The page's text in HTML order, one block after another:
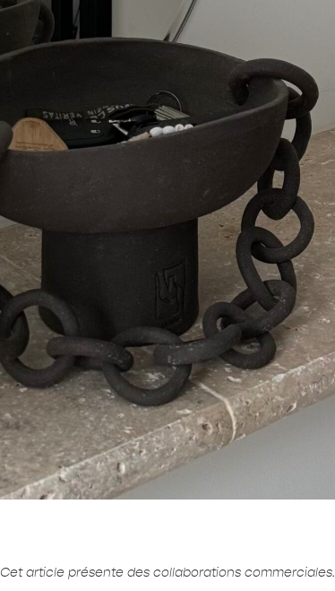
Cet article présente des collaborations commerciales.